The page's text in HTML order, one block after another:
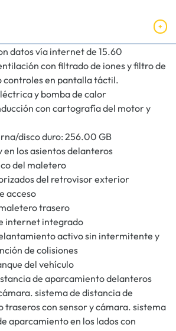
datos vía internet de 15.60
con filtrado de iones y filtro de
controles en pantalla táctil.
y bomba de calor
con cartografía del motor y
disco duro: 256.00 GB
en los asientos delanteros
del maletero
del retrovisor exterior
acceso
trasero
internet integrado
activo sin intermitente y
de colisiones
del vehículo
de aparcamiento delanteros
sistema de distancia de
traseros con sensor y cámara. sistema
aparcamiento en los lados con